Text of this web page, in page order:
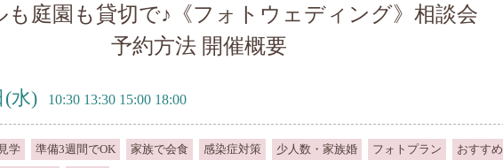
も庭園も貸切で♪《フォトウェディング》相談会
予約方法 開催概要
(水) 10:30 13:30 15:00 18:00
学 準備3週間でOK 家族で会食 感染症対策 少人数・家族婚 フォトプラン おすすめ